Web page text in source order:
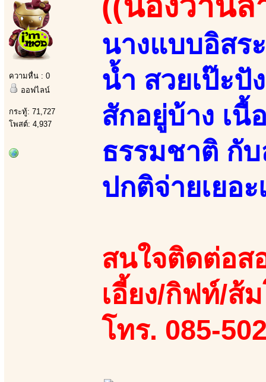
ความหื่น : 0
ออฟไลน์
กระทู้: 71,727
โพสต์: 4,937
นางแบบอิสร
น้ำ สวยเป๊ะปั
สักอยู่บ้าง เ
ธรรมชาติ กั
ปกติจ่ายเยอ
สนใจติดต่อส
เอี้ยง/กิฟท์/ส้
โทร. 085-